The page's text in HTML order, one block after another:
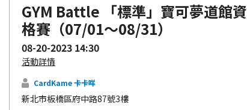
GYM Battle 「標準」寶可夢道館資
格賽（07/01～08/31）
08-20-2023 14:30
活動詳情
CardKame 卡卡咩
新北市板橋區府中路87號3樓